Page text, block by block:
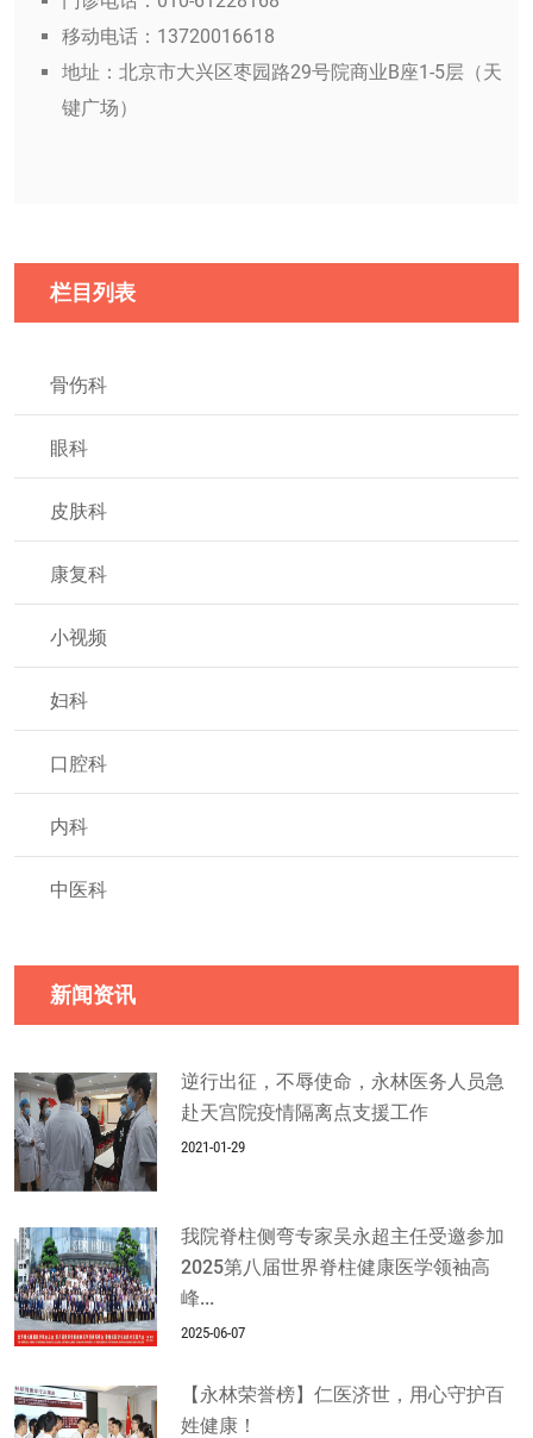
移动电话：13720016618
地址：北京市大兴区枣园路29号院商业B座1-5层（天
键广场）
栏目列表
骨伤科
眼科
皮肤科
康复科
小视频
妇科
口腔科
内科
中医科
新闻资讯
逆行出征，不辱使命，永林医务人员急
赴天宫院疫情隔离点支援工作
2021-01-29
我院脊柱侧弯专家吴永超主任受邀参加
2025第八届世界脊柱健康医学领袖高
峰...
2025-06-07
【永林荣誉榜】仁医济世，用心守护百
姓健康！